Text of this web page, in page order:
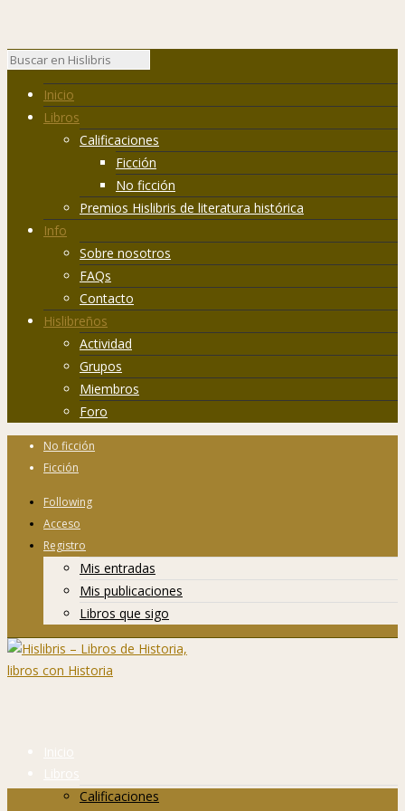
Inicio
Libros
Calificaciones
Ficción
No ficción
Premios Hislibris de literatura histórica
Info
Sobre nosotros
FAQs
Contacto
Hislibreños
Actividad
Grupos
Miembros
Foro
No ficción
Ficción
Following
Acceso
Registro
Mis entradas
Mis publicaciones
Libros que sigo
Inicio
Libros
Calificaciones